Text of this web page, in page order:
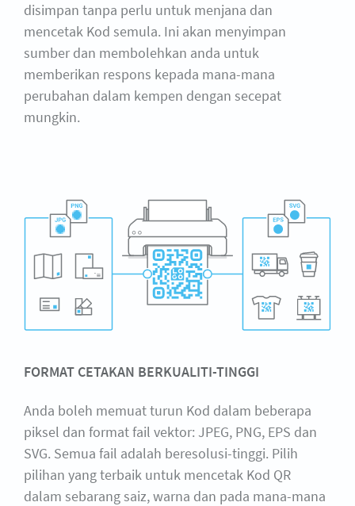
disimpan tanpa perlu untuk menjana dan
mencetak Kod semula. Ini akan menyimpan
sumber dan membolehkan anda untuk
memberikan respons kepada mana-mana
perubahan dalam kempen dengan secepat
mungkin.
FORMAT CETAKAN BERKUALITI-TINGGI
Anda boleh memuat turun Kod dalam beberapa
piksel dan format fail vektor: JPEG, PNG, EPS dan
SVG. Semua fail adalah beresolusi-tinggi. Pilih
pilihan yang terbaik untuk mencetak Kod QR
dalam sebarang saiz, warna dan pada mana-mana